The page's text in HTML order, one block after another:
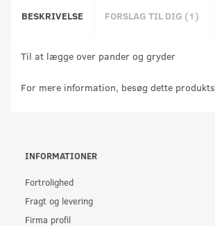
BESKRIVELSE FORSLAG TIL DIG (1)
Til at lægge over pander og gryder
For mere information, besøg dette produkts
INFORMATIONER
Fortrolighed
Fragt og levering
Firma profil